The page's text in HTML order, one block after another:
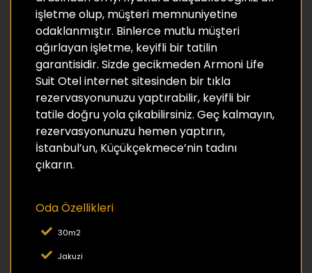
işletme olup, müşteri memnuniyetine
odaklanmıştır. Binlerce mutlu müşteri
ağırlayan işletme, keyifli bir tatilin
garantisidir. Sizde gecikmeden Armoni Life
Suit Otel internet sitesinden bir tıkla
rezervasyonunuzu yaptırabilir, keyifli bir
tatile doğru yola çıkabilirsiniz. Geç kalmayın,
rezervasyonunuzu hemen yaptırın,
İstanbul’un, Küçükçekmece’nin tadını
çıkarın.
Oda Özellikleri
30m2
Jakuzi